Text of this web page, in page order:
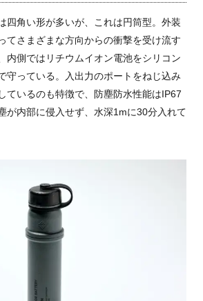
四角い形が多いが、これは円筒型。外装
てさまざまな方向からの衝撃を受け流す
内側ではリチウムイオン電池をシリコン
守っている。入出力のポートをねじ込み
ているのも特徴で、防塵防水性能はIP67
が内部に侵入せず、水深1mに30分入れて